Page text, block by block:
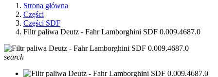
Strona główna
Części
Części SDF
Filtr paliwa Deutz - Fahr Lamborghini SDF 0.009.4687.0
search